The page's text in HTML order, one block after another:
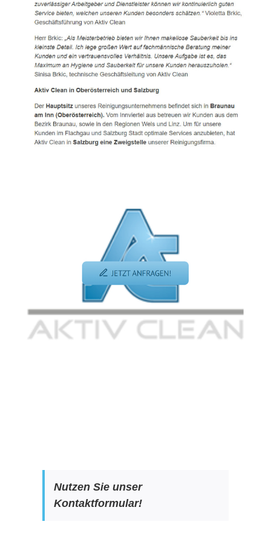
Nutzen Sie unser
Kontaktformular!